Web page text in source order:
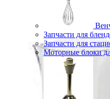
Запчасти для
Запчасти для
Моторные блоки